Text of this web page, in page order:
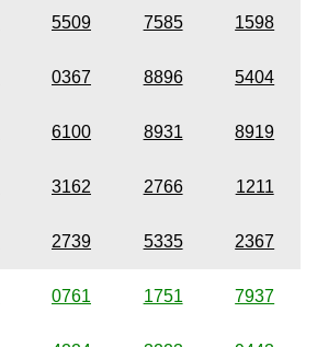
5509 7585 1598
0367 8896 5404
6100 8931 8919
3162 2766 1211
2739 5335 2367
0761 1751 7937